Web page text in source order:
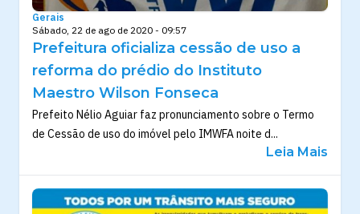
Gerais
Sábado, 22 de ago de 2020 - 09:57
Prefeitura oficializa cessão de uso a
reforma do prédio do Instituto
Maestro Wilson Fonseca
Prefeito Nélio Aguiar faz pronunciamento sobre o Termo
de Cessão de uso do imóvel pelo IMWFA noite d...
Leia Mais